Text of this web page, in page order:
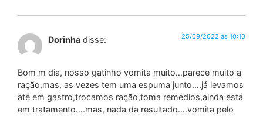
Dorinha disse: 25/09/2022 às 10:10
Bom m dia, nosso gatinho vomita muito…parece muito a
ração,mas, as vezes tem uma espuma junto….já levamos
até em gastro,trocamos ração,toma remédios,ainda está
em tratamento….mas, nada da resultado….vomita pelo